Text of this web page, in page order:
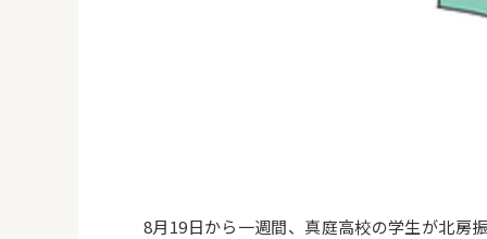
8月19日から一週間、真庭高校の学生が北房